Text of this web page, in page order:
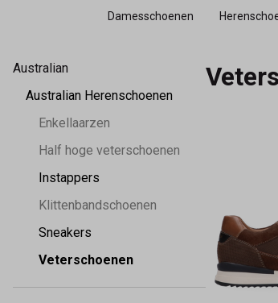
Damesschoenen
Veterschoenen
Schoenmode
Kerkhof
Australian
Australian Herenschoenen
Enkellaarzen
Half hoge veterschoenen
Instappers
Klittenbandschoenen
Sneakers
Veterschoenen